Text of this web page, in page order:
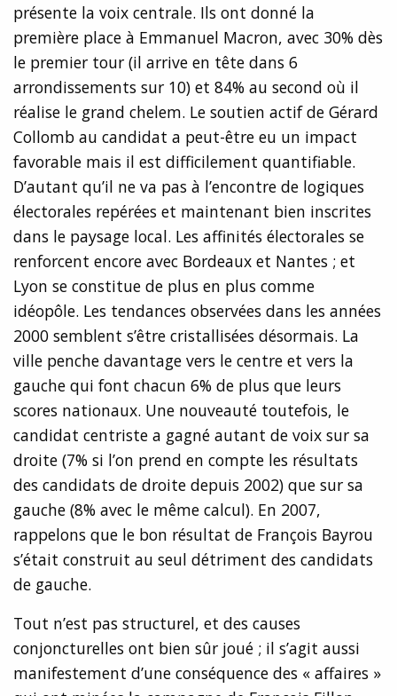
présente la voix centrale. Ils ont donné la
première place à Emmanuel Macron, avec 30% dès
le premier tour (il arrive en tête dans 6
arrondissements sur 10) et 84% au second où il
réalise le grand chelem. Le soutien actif de Gérard
Collomb au candidat a peut-être eu un impact
favorable mais il est difficilement quantifiable.
D’autant qu’il ne va pas à l’encontre de logiques
électorales repérées et maintenant bien inscrites
dans le paysage local. Les affinités électorales se
renforcent encore avec Bordeaux et Nantes ; et
Lyon se constitue de plus en plus comme
idéopôle. Les tendances observées dans les années
2000 semblent s’être cristallisées désormais. La
ville penche davantage vers le centre et vers la
gauche qui font chacun 6% de plus que leurs
scores nationaux. Une nouveauté toutefois, le
candidat centriste a gagné autant de voix sur sa
droite (7% si l’on prend en compte les résultats
des candidats de droite depuis 2002) que sur sa
gauche (8% avec le même calcul). En 2007,
rappelons que le bon résultat de François Bayrou
s’était construit au seul détriment des candidats
de gauche.
Tout n’est pas structurel, et des causes
conjoncturelles ont bien sûr joué ; il s’agit aussi
manifestement d’une conséquence des « affaires »